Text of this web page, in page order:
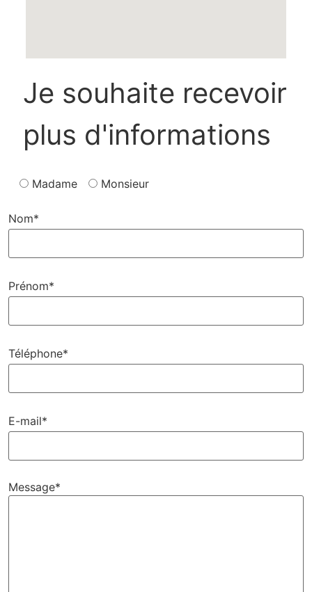
Je souhaite recevoir
plus d'informations
Madame Monsieur
Nom*
Prénom*
Téléphone*
E-mail*
Message*